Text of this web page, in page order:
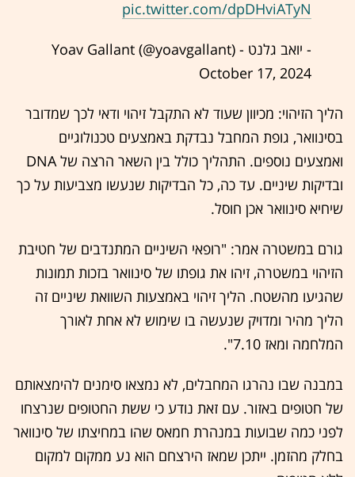
pic.twitter.com/dpDHviATyN
- יואב גלנט - Yoav Gallant (@yoavgallant)
October 17, 2024
הליך הזיהוי: מכיוון שעוד לא התקבל זיהוי ודאי לכך שמדובר
בסינוואר, גופת המחבל נבדקת באמצעים טכנולוגיים
ואמצעים נוספים. התהליך כולל בין השאר הרצה של DNA
ובדיקות שיניים. עד כה, כל הבדיקות שנעשו מצביעות על כך
שיחיא סינוואר אכן חוסל.
גורם במשטרה אמר: "רופאי השיניים המתנדבים של חטיבת
הזיהוי במשטרה, זיהו את גופתו של סינוואר בזכות תמונות
שהגיעו מהשטח. הליך זיהוי באמצעות השוואת שיניים זה
הליך מהיר ומדויק שנעשה בו שימוש לא אחת לאורך
המלחמה ומאז 7.10".
במבנה שבו נהרגו המחבלים, לא נמצאו סימנים להימצאותם
של חטופים באזור. עם זאת נודע כי ששת החטופים שנרצחו
לפני כמה שבועות במנהרת חמאס שהו במחיצתו של סינוואר
בחלק מהזמן. ייתכן שמאז הירצחם הוא נע ממקום למקום